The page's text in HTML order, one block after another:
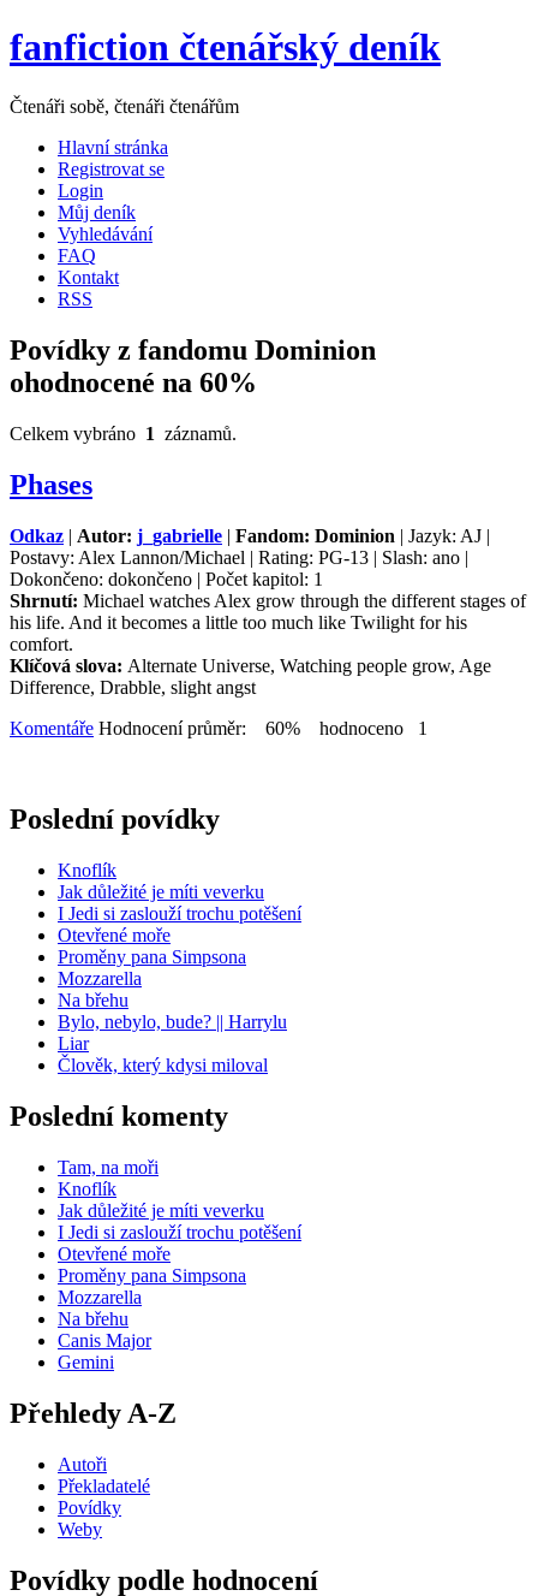
fanfiction čtenářský deník
Čtenáři sobě, čtenáři čtenářům
Hlavní stránka
Registrovat se
Login
Můj deník
Vyhledávání
FAQ
Kontakt
RSS
Povídky z fandomu Dominion
ohodnocené na 60%
Celkem vybráno 1 záznamů.
Phases
Odkaz | Autor: j_gabrielle | Fandom: Dominion | Jazyk: AJ |
Postavy: Alex Lannon/Michael | Rating: PG-13 | Slash: ano |
Dokončeno: dokončeno | Počet kapitol: 1
Shrnutí: Michael watches Alex grow through the different stages of
his life. And it becomes a little too much like Twilight for his
comfort.
Klíčová slova: Alternate Universe, Watching people grow, Age
Difference, Drabble, slight angst
Komentáře Hodnocení průměr: 60% hodnoceno 1
Poslední povídky
Knoflík
Jak důležité je míti veverku
I Jedi si zaslouží trochu potěšení
Otevřené moře
Proměny pana Simpsona
Mozzarella
Na břehu
Bylo, nebylo, bude? || Harrylu
Liar
Člověk, který kdysi miloval
Poslední komenty
Tam, na moři
Knoflík
Jak důležité je míti veverku
I Jedi si zaslouží trochu potěšení
Otevřené moře
Proměny pana Simpsona
Mozzarella
Na břehu
Canis Major
Gemini
Přehledy A-Z
Autoři
Překladatelé
Povídky
Weby
Povídky podle hodnocení